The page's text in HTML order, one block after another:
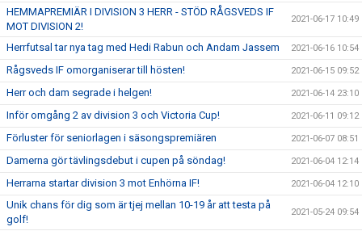
HEMMAPREMIÄR I DIVISION 3 HERR - STÖD RÅGSVEDS IF
MOT DIVISION 2!
2021-06-17 10:49
Herrfutsal tar nya tag med Hedi Rabun och Andam Jassem 2021-06-16 10:54
Rågsveds IF omorganiserar till hösten! 2021-06-15 09:52
Herr och dam segrade i helgen! 2021-06-14 23:10
Inför omgång 2 av division 3 och Victoria Cup! 2021-06-11 09:12
Förluster för seniorlagen i säsongspremiären 2021-06-07 08:51
Damerna gör tävlingsdebut i cupen på söndag! 2021-06-04 12:14
Herrarna startar division 3 mot Enhörna IF! 2021-06-04 12:10
Unik chans för dig som är tjej mellan 10-19 år att testa på
golf!
2021-05-24 09:54